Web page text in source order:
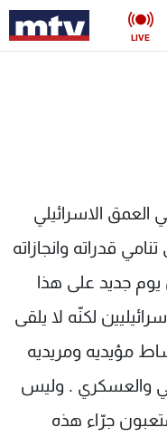
LIVE
الاسرائيلي
قدراته وانجازاته
جديد على هذا
لكنّه لا يلقى
مؤيديه ومريديه
والعسكري . وليس
جرّاء هذه